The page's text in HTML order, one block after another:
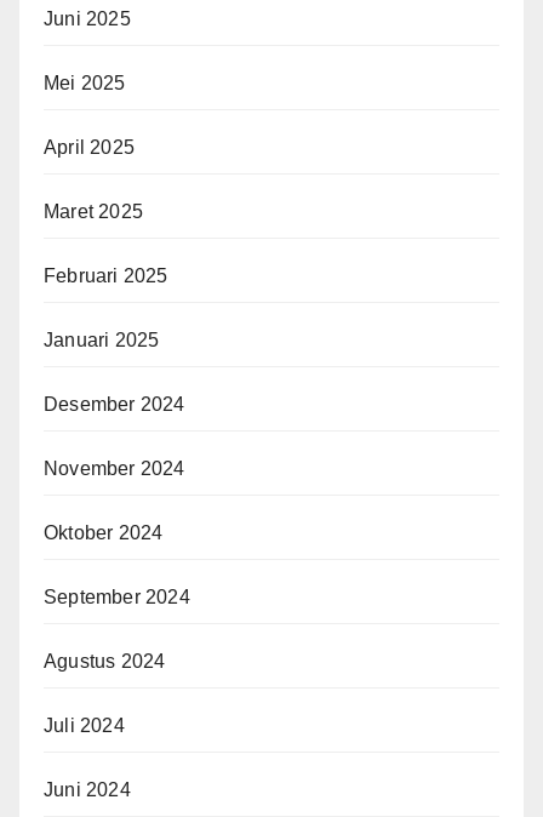
Juni 2025
Mei 2025
April 2025
Maret 2025
Februari 2025
Januari 2025
Desember 2024
November 2024
Oktober 2024
September 2024
Agustus 2024
Juli 2024
Juni 2024